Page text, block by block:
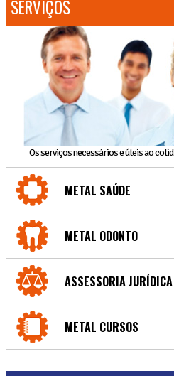
SERVIÇOS
Os serviços necessários e úteis ao
METAL SAÚDE
METAL ODONTO
ASSESSORIA JURÍDICA
METAL CURSOS